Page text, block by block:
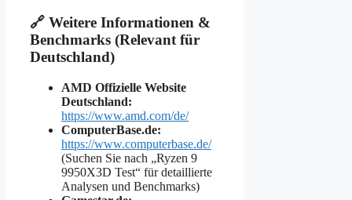
🔗 Weitere Informationen &
Benchmarks (Relevant für
Deutschland)
AMD Offizielle Website
Deutschland:
https://www.amd.com/de/
ComputerBase.de:
https://www.computerbase.de/
(Suchen Sie nach „Ryzen 9
9950X3D Test“ für detaillierte
Analysen und Benchmarks)